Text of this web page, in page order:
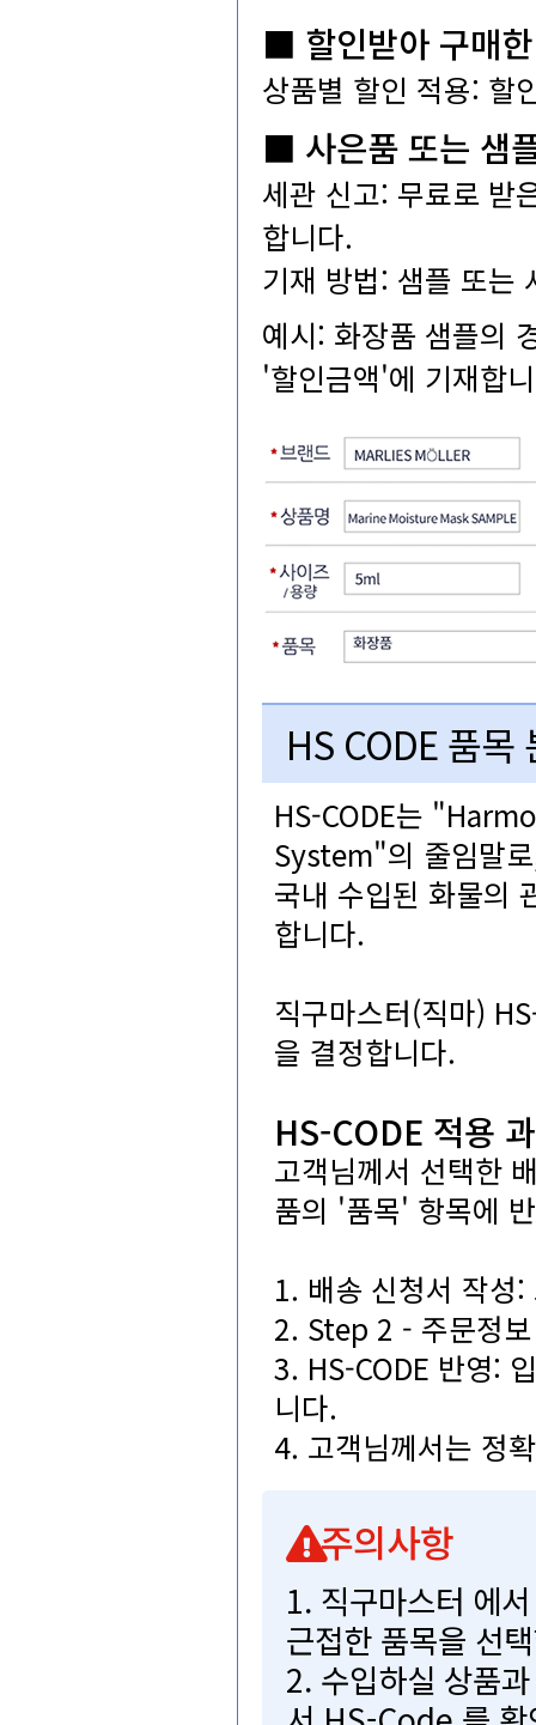
■할인받아구매
상품별할인적용:할
■사은품또는샘
세관신고:무료로받
합니다.
기재방법:샘플또는
예시:화장품샘플의
'할인금액'에기재합
HSCODE품목
HS-CODE는
System"의줄임말
국내수입된화물의
합니다.
직구마스터(직마
을결정합니다.
HS-CODE적용
고객님께서선택한
품의'품목'항목에
1.배송신청서작성:
2.Step2-주문정보
3.HS-CODE반영:
니다.
4.고객님께서는정
주의사항
1.직구마스터에
근접한품목을선
2.수입하실상품